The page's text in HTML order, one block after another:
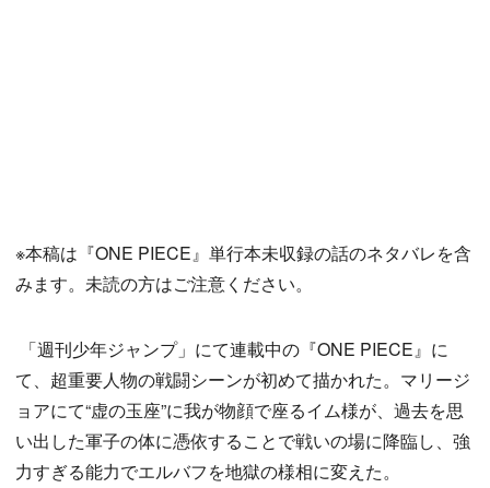
※本稿は『ONE PIECE』単行本未収録の話のネタバレを含
みます。未読の方はご注意ください。
「週刊少年ジャンプ」にて連載中の『ONE PIECE』に
て、超重要人物の戦闘シーンが初めて描かれた。マリージ
ョアにて“虚の玉座”に我が物顔で座るイム様が、過去を思
い出した軍子の体に憑依することで戦いの場に降臨し、強
力すぎる能力でエルバフを地獄の様相に変えた。